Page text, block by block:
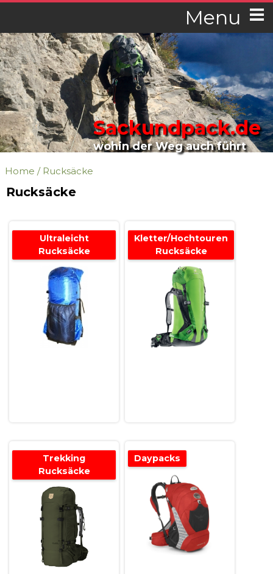
Menu
Sackundpack.de
wohin der Weg auch führt
Home / Rucksäcke
Rucksäcke
Ultraleicht
Rucksäcke
Kletter/Hochtouren
Rucksäcke
Trekking
Rucksäcke
Daypacks